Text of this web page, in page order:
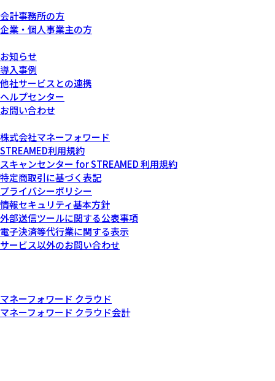
会計事務所の方
企業・個人事業主の方
お知らせ
導入事例
他社サービスとの連携
ヘルプセンター
お問い合わせ
株式会社マネーフォワード
STREAMED利用規約
スキャンセンター for STREAMED 利用規約
特定商取引に基づく表記
プライバシーポリシー
情報セキュリティ基本方針
外部送信ツールに関する公表事項
電子決済等代行業に関する表示
サービス以外のお問い合わせ
マネーフォワード クラウド
マネーフォワード クラウド会計